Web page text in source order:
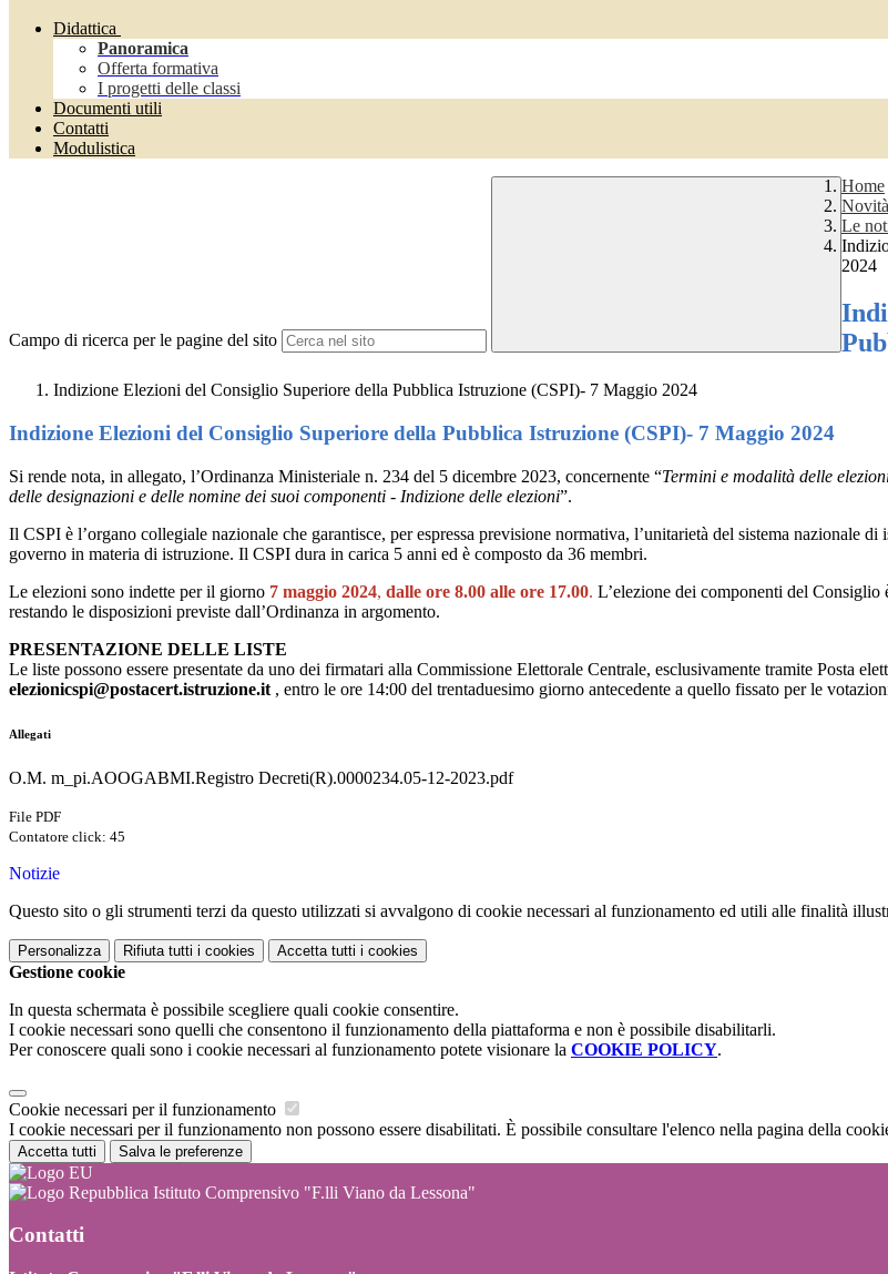
Didattica
Panoramica
Offerta formativa
I progetti delle classi
Documenti utili
Contatti
Modulistica
Campo di ricerca per le pagine del sito
Home
Novità
Le
2024
Indizione Elezioni del Consiglio Superiore della Pubblica Istruzione (CSPI)- 7 Maggio 2024
Indizione Elezioni del Consiglio Superiore della Pubblica Istruzione (CSPI)- 7 Maggio 2024
Si rende nota, in allegato, l’Ordinanza Ministeriale n. 234 del 5 dicembre 2023, concernente “Termini e modalità delle
delle designazioni e delle nomine dei suoi componenti - Indizione delle elezioni”.
Il CSPI è l’organo collegiale nazionale che garantisce, per espressa previsione normativa, l’unitarietà del sistema nazionale
governo in materia di istruzione. Il CSPI dura in carica 5 anni ed è composto da 36 membri.
Le elezioni sono indette per il giorno 7 maggio 2024, dalle ore 8.00 alle ore 17.00. L’elezione dei componenti del
restando le disposizioni previste dall’Ordinanza in argomento.
PRESENTAZIONE DELLE LISTE
Le liste possono essere presentate da uno dei firmatari alla Commissione Elettorale Centrale, esclusivamente tramite Posta
elezionicspi@postacert.istruzione.it , entro le ore 14:00 del trentaduesimo giorno antecedente a quello fissato per le
Allegati
O.M. m_pi.AOOGABMI.Registro Decreti(R).0000234.05-12-2023.pdf
File PDF
Contatore click: 45
Notizie
Questo sito o gli strumenti terzi da questo utilizzati si avvalgono di cookie necessari al funzionamento ed utili alle finalità
Personalizza Rifiuta tutti i cookies Accetta tutti i cookies
Gestione cookie
In questa schermata è possibile scegliere quali cookie consentire.
I cookie necessari sono quelli che consentono il funzionamento della piattaforma e non è possibile disabilitarli.
Per conoscere quali sono i cookie necessari al funzionamento potete visionare la COOKIE POLICY.
Cookie necessari per il funzionamento
I cookie necessari per il funzionamento non possono essere disabilitati. È possibile consultare l'elenco nella pagina della
Accetta tutti Salva le preferenze
Istituto Comprensivo "F.lli Viano da Lessona"
Contatti